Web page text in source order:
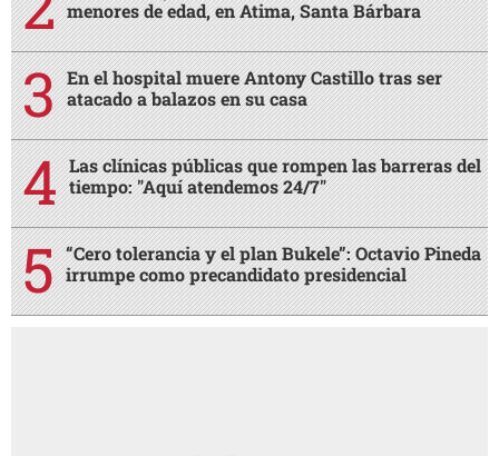
menores de edad, en Atima, Santa Bárbara
En el hospital muere Antony Castillo tras ser
atacado a balazos en su casa
Las clínicas públicas que rompen las barreras del
tiempo: "Aquí atendemos 24/7"
“Cero tolerancia y el plan Bukele”: Octavio Pineda
irrumpe como precandidato presidencial